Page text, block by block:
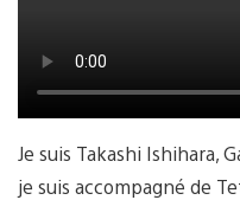
Je suis Takashi Ishihara,
je suis accompagné de